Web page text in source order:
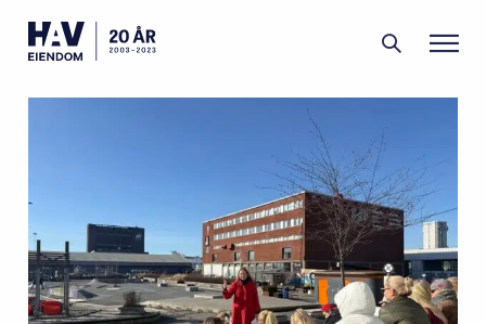
Grønlikaia
Portefølje
Aktuelt
Om oss Menneskene